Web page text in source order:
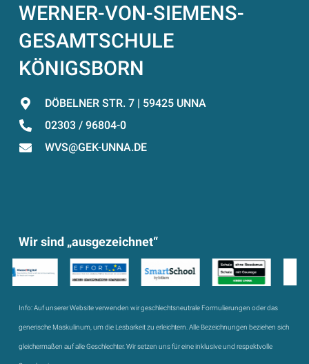
WERNER-VON-SIEMENS-
GESAMTSCHULE
KÖNIGSBORN
DÖBELNER STR. 7 | 59425 UNNA
02303 / 96804-0
WVS@GEK-UNNA.DE
Wir sind „ausgezeichnet“
Info:Auf unserer Website verwenden wir geschlechtsneutrale Formulierungen oder das
generische Maskulinum, um die Lesbarkeit zu erleichtern. Alle Bezeichnungen beziehen sich
gleichermaßen auf alle Geschlechter. Wir setzen uns für eine inklusive und respektvolle